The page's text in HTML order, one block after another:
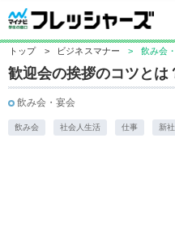
トップ > ビジネスマナー > 飲み会
歓迎会の挨拶のコツと
飲み会・宴会
飲み会 社会人生活 仕事 新